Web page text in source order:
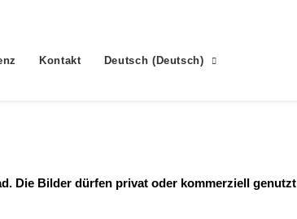
Kontakt Deutsch (Deutsch)
Die Bilder dürfen privat oder kommerziell genutzt